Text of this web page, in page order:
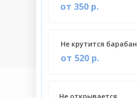
от 520 р.
Не крутится барабан
от 350 р.